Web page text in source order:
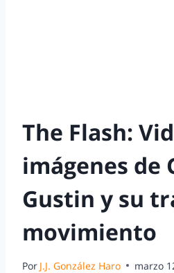
The Flash:
imágenes de
Gustin y su
movimiento
Por J.J. González Haro marzo